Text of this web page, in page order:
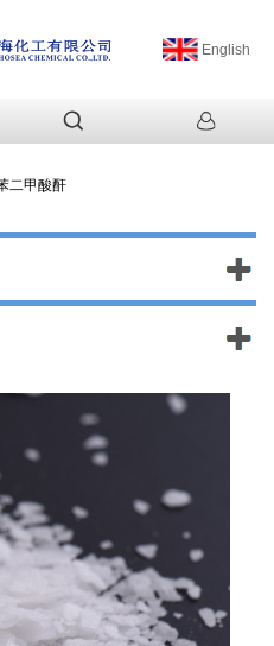
English
二甲酸酐